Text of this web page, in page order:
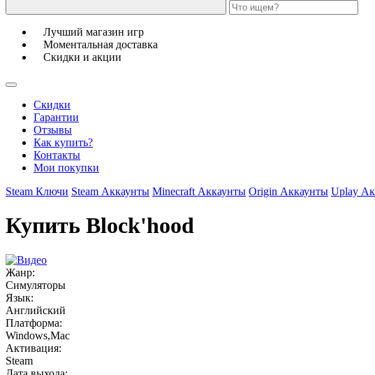
Лучший магазин игр
Моментальная доставка
Скидки и акции
Скидки
Гарантии
Отзывы
Как купить?
Контакты
Мои покупки
Steam Ключи Steam Аккаунты Minecraft Аккаунты Origin Аккаунты Uplay
Купить Block'hood
Жанр:
Симуляторы
Язык:
Английский
Платформа:
Windows,Mac
Активация:
Steam